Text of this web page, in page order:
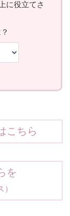
こちら
を